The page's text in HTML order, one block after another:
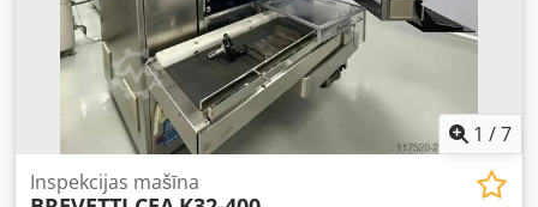
1 /7
Inspekcijas mašīna